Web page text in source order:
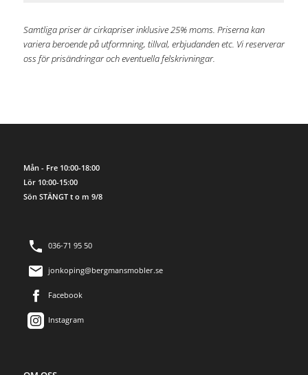
Samtliga priser är cirkapriser inklusive 25% moms. Priserna kan
variera beroende på utformning, tillval, erbjudanden etc. Vi reserverar
oss för prisändringar och eventuella felskrivningar.
Mån - Fre 10:00-18:00
Lör 10:00-15:00
Sön STÄNGT t o m 9/8
036-71 95 50
jonkoping@bergmansmobler.se
Facebook
Instagram